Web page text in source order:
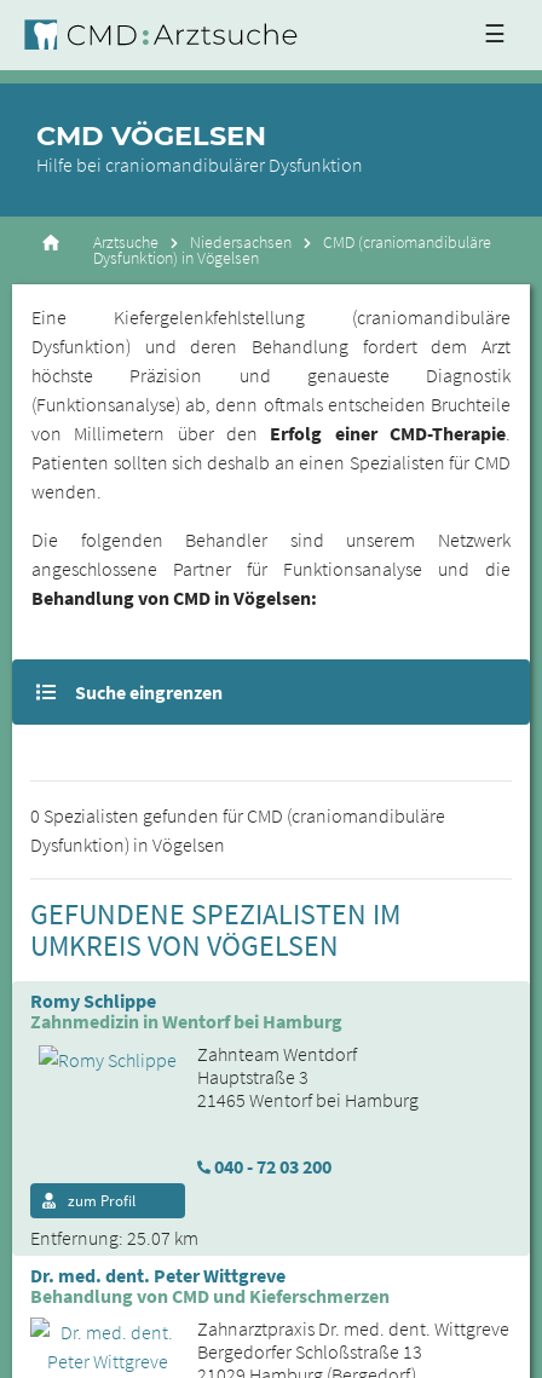
☰
CMD VÖGELSEN
Hilfe bei craniomandibulärer Dysfunktion
Arztsuche Niedersachsen CMD (craniomandibuläre
Dysfunktion) in Vögelsen
Eine Kiefergelenkfehlstellung (craniomandibuläre
Dysfunktion) und deren Behandlung fordert dem Arzt
höchste Präzision und genaueste Diagnostik
(Funktionsanalyse) ab, denn oftmals entscheiden Bruchteile
von Millimetern über den Erfolg einer CMD-Therapie.
Patienten sollten sich deshalb an einen Spezialisten für CMD
wenden.
Die folgenden Behandler sind unserem Netzwerk
angeschlossene Partner für Funktionsanalyse und die
Behandlung von CMD in Vögelsen:
Suche eingrenzen
0 Spezialisten gefunden für CMD (craniomandibuläre
Dysfunktion) in Vögelsen
GEFUNDENE SPEZIALISTEN IM
UMKREIS VON VÖGELSEN
Romy Schlippe
Zahnmedizin in Wentorf bei Hamburg
Zahnteam Wentdorf
Hauptstraße 3
21465 Wentorf bei Hamburg
040 - 72 03 200
Entfernung: 25.07 km
zum Profil
Dr. med. dent. Peter Wittgreve
Behandlung von CMD und Kieferschmerzen
Zahnarztpraxis Dr. med. dent. Wittgreve
Bergedorfer Schloßstraße 13